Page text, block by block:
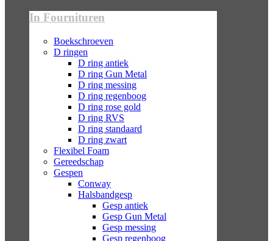
In Fournituren
Boekschroeven
D ringen
D ring antiek
D ring Gun Metal
D ring messing
D ring regenboog
D ring rose gold
D ring RVS
D ring standaard
D ring zwart
Flexibel Foam
Gereedschap
Gespen
Conway
Halsbandgesp
Gesp antiek
Gesp Gun Metal
Gesp messing
Gesp regenboog